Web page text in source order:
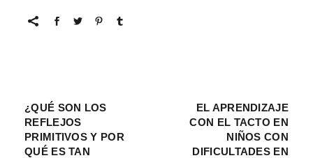
¿QUÉ SON LOS
REFLEJOS
PRIMITIVOS Y POR
QUÉ ES TAN
EL APRENDIZAJE
CON EL TACTO EN
NIÑOS CON
DIFICULTADES EN